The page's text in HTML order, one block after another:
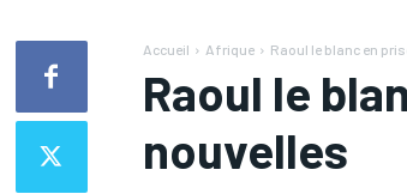
Accueil Afrique Raoul le blanc en
Raoul le
nouvelles